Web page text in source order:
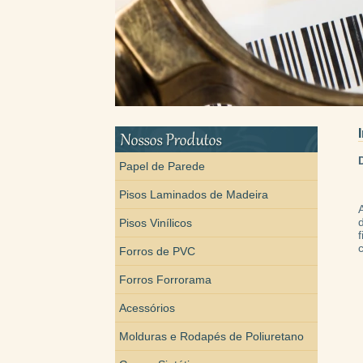
Papel de Parede
Pisos Laminados de Madeira
Pisos Vinílicos
Forros de PVC
Forros Forrorama
Acessórios
Molduras e Rodapés de Poliuretano